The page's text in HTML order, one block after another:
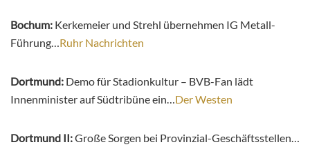
Bochum: Kerkemeier und Strehl übernehmen IG Metall-
Führung…Ruhr Nachrichten
Dortmund: Demo für Stadionkultur – BVB-Fan lädt
Innenminister auf Südtribüne ein…Der Westen
Dortmund II:Große Sorgen bei Provinzial-Geschäftsstellen…